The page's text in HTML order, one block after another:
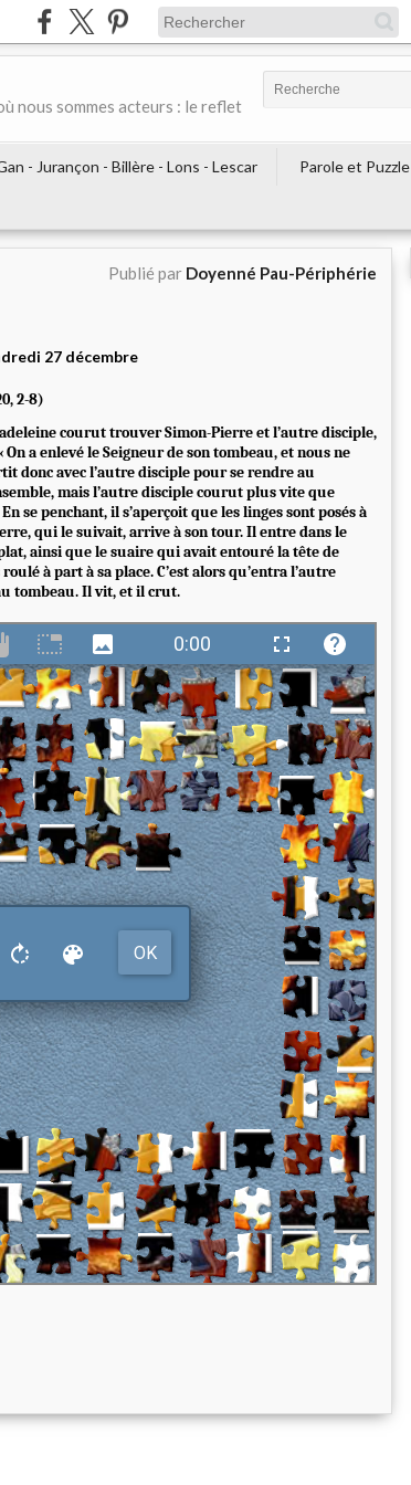
nous sommes acteurs : le reflet
- Jurançon - Billère - Lons - Lescar
Parole et Puzzle
Publié par Doyenné Pau-Périphérie
27 décembre
2-8)
courut trouver Simon-Pierre et l’autre disciple,
a enlevé le Seigneur de son tombeau, et nous ne
donc avec l’autre disciple pour se rendre au
mais l’autre disciple courut plus vite que
se penchant, il s’aperçoit que les linges sont posés à
qui le suivait, arrive à son tour. Il entre dans le
ainsi que le suaire qui avait entouré la tête de
à part à sa place. C’est alors qu’entra l’autre
tombeau. Il vit, et il crut.